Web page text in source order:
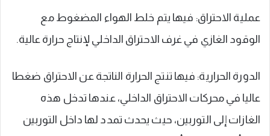
عملية الاحتراق: فيها يتم خلط الهواء المضغوط مع
الوقود الغازي في غرف الاحتراق الداخلي لإنتاج حرارة عالية.
الدورة الحرارية: فيها تنتج الحرارة الناتجة عن الاحتراق ضغطا
عاليا في محركات الاحتراق الداخلي، عندها تدخل هذه
الغازات إلى التوربين، حيث يحدث تمدد لها داخل التوربين